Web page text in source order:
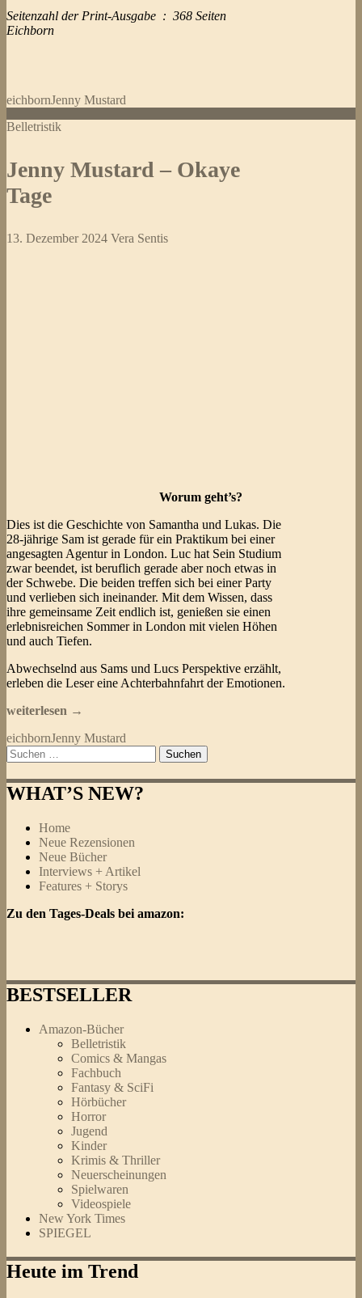
Seitenzahl der Print-Ausgabe ‏ : ‎ 368 Seiten
Eichborn
eichbornJenny Mustard
Belletristik
Jenny Mustard – Okaye
Tage
13. Dezember 2024 Vera Sentis
Worum geht’s?
Dies ist die Geschichte von Samantha und Lukas. Die
28-jährige Sam ist gerade für ein Praktikum bei einer
angesagten Agentur in London. Luc hat Sein Studium
zwar beendet, ist beruflich gerade aber noch etwas in
der Schwebe. Die beiden treffen sich bei einer Party
und verlieben sich ineinander. Mit dem Wissen, dass
ihre gemeinsame Zeit endlich ist, genießen sie einen
erlebnisreichen Sommer in London mit vielen Höhen
und auch Tiefen.
Abwechselnd aus Sams und Lucs Perspektive erzählt,
erleben die Leser eine Achterbahnfahrt der Emotionen.
Jenny
–
Okaye
weiterlesen →
eichbornJenny Mustard
Suchen
nach:
WHAT’S NEW?
Home
Neue Rezensionen
Neue Bücher
Interviews + Artikel
Features + Storys
Zu den Tages-Deals bei amazon:
BESTSELLER
Amazon-Bücher
Belletristik
Comics & Mangas
Fachbuch
Fantasy & SciFi
Hörbücher
Horror
Jugend
Kinder
Krimis & Thriller
Neuerscheinungen
Spielwaren
Videospiele
New York Times
SPIEGEL
Heute im Trend